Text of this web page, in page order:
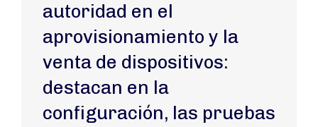
autoridad en el
aprovisionamiento y la
venta de dispositivos:
destacan en la
configuración, las pruebas